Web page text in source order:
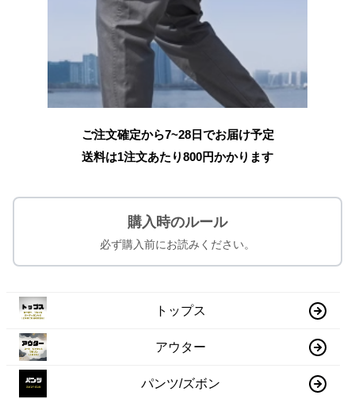
ご注文確定から7~28日でお届け予定
送料は1注文あたり800円かかります
購入時のルール
必ず購入前にお読みください。
トップス
アウター
パンツ/ズボン